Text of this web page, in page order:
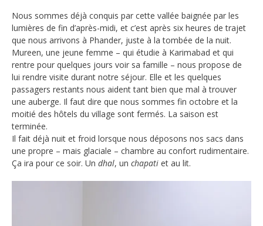
Nous sommes déjà conquis par cette vallée baignée par les
lumières de fin d’après-midi, et c’est après six heures de trajet
que nous arrivons à Phander, juste à la tombée de la nuit.
Mureen, une jeune femme – qui étudie à Karimabad et qui
rentre pour quelques jours voir sa famille – nous propose de
lui rendre visite durant notre séjour. Elle et les quelques
passagers restants nous aident tant bien que mal à trouver
une auberge. Il faut dire que nous sommes fin octobre et la
moitié des hôtels du village sont fermés. La saison est
terminée.
Il fait déjà nuit et froid lorsque nous déposons nos sacs dans
une propre – mais glaciale – chambre au confort rudimentaire.
Ça ira pour ce soir. Un dhal, un chapati et au lit.